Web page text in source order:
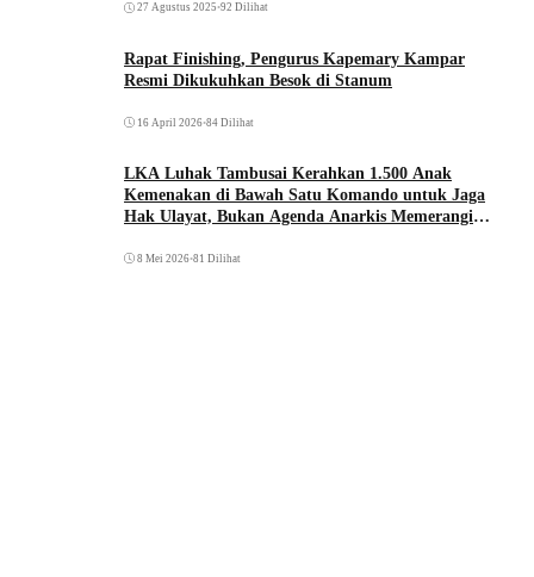
27 Agustus 2025 •92 Dilihat
Rapat Finishing, Pengurus Kapemary Kampar
Resmi Dikukuhkan Besok di Stanum
16 April 2026•84 Dilihat
LKA Luhak Tambusai Kerahkan 1.500 Anak
Kemenakan di Bawah Satu Komando untuk Jaga
Hak Ulayat, Bukan Agenda Anarkis Memerangi
8 Mei 2026•81 Dilihat